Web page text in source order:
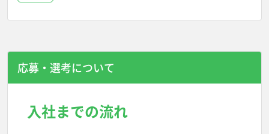
応募・選考について
入社までの流れ